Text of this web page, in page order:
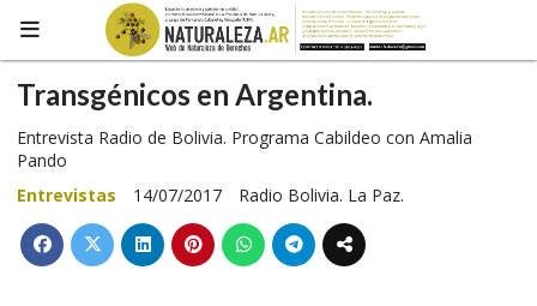
Transgénicos en Argentina.
Entrevista Radio de Bolivia. Programa Cabildeo con Amalia
Pando
Entrevistas
14/07/2017 Radio Bolivia. La Paz.